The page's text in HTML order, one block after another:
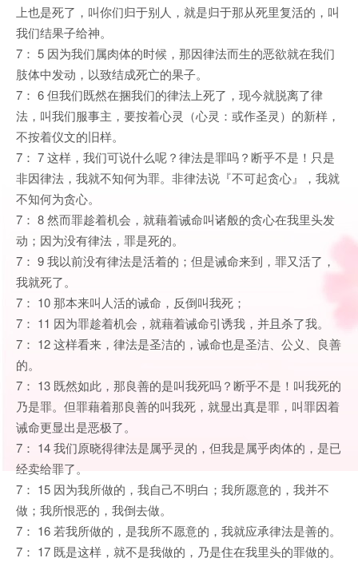
上也是死了，叫你们归于别人，就是归于那从死里复活的，叫
我们结果子给神。
7： 5 因为我们属肉体的时候，那因律法而生的恶欲就在我们
肢体中发动，以致结成死亡的果子。
7： 6 但我们既然在捆我们的律法上死了，现今就脱离了律
法，叫我们服事主，要按着心灵（心灵：或作圣灵）的新样，
不按着仪文的旧样。
7： 7 这样，我们可说什么呢？律法是罪吗？断乎不是！只是
非因律法，我就不知何为罪。非律法说『不可起贪心』，我就
不知何为贪心。
7： 8 然而罪趁着机会，就藉着诫命叫诸般的贪心在我里头发
动；因为没有律法，罪是死的。
7： 9 我以前没有律法是活着的；但是诫命来到，罪又活了，
我就死了。
7： 10 那本来叫人活的诫命，反倒叫我死；
7： 11 因为罪趁着机会，就藉着诫命引诱我，并且杀了我。
7： 12 这样看来，律法是圣洁的，诫命也是圣洁、公义、良善
的。
7： 13 既然如此，那良善的是叫我死吗？断乎不是！叫我死的
乃是罪。但罪藉着那良善的叫我死，就显出真是罪，叫罪因着
诫命更显出是恶极了。
7： 14 我们原晓得律法是属乎灵的，但我是属乎肉体的，是已
经卖给罪了。
7： 15 因为我所做的，我自己不明白；我所愿意的，我并不
做；我所恨恶的，我倒去做。
7： 16 若我所做的，是我所不愿意的，我就应承律法是善的。
7： 17 既是这样，就不是我做的，乃是住在我里头的罪做的。